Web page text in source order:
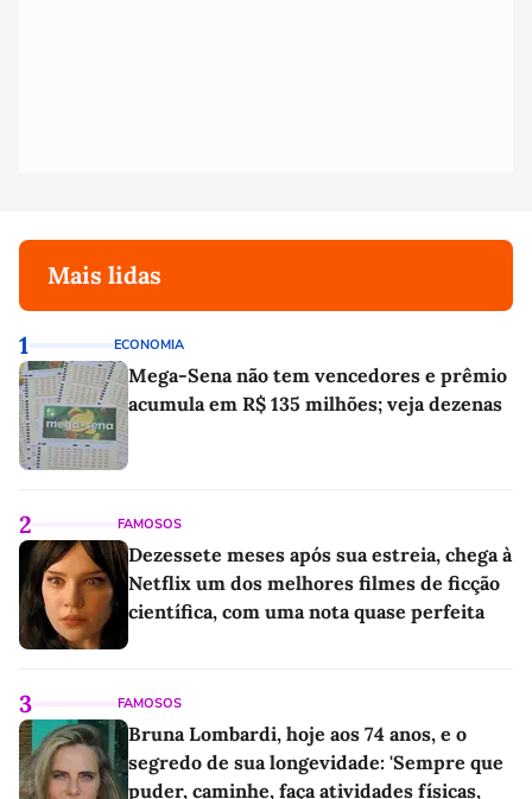
Mais lidas
1 ECONOMIA
Mega-Sena não tem vencedores e prêmio
acumula em R$ 135 milhões; veja dezenas
2 FAMOSOS
Dezessete meses após sua estreia, chega à
Netflix um dos melhores filmes de ficção
científica, com uma nota quase perfeita
3 FAMOSOS
Bruna Lombardi, hoje aos 74 anos, e o
segredo de sua longevidade: 'Sempre que
puder, caminhe, faça atividades físicas,